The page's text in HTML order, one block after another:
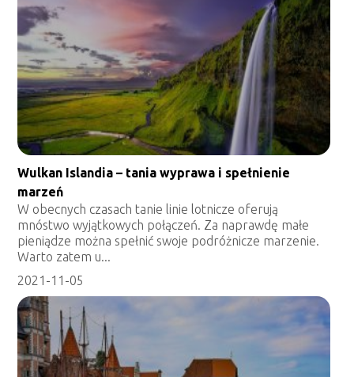
Wulkan Islandia – tania wyprawa i spełnienie
marzeń
W obecnych czasach tanie linie lotnicze oferują
mnóstwo wyjątkowych połączeń. Za naprawdę małe
pieniądze można spełnić swoje podróżnicze marzenie.
Warto zatem u...
2021-11-05